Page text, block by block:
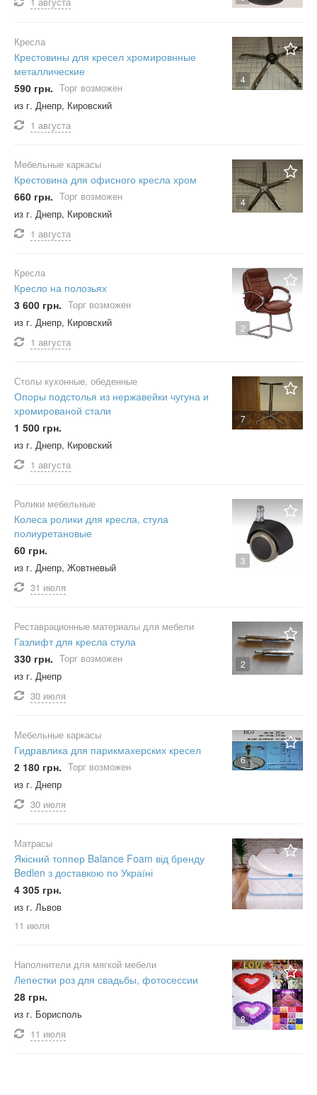
4
Кресла
Крестовины для кресел хромировнные
металлические
590 грн. Торг возможен
из г. Днепр, Кировский
1 августа
4
Мебельные каркасы
Крестовина для офисного кресла хром
660 грн. Торг возможен
из г. Днепр, Кировский
1 августа
2
Кресла
Кресло на полозьях
3 600 грн. Торг возможен
из г. Днепр, Кировский
1 августа
7
Столы кухонные, обеденные
Опоры подстолья из нержавейки чугуна и
хромированой стали
1 500 грн.
из г. Днепр, Кировский
1 августа
3
Ролики мебельные
Колеса ролики для кресла, стула
полиуретановые
60 грн.
из г. Днепр, Жовтневый
31 июля
2
Реставрационные материалы для мебели
Газлифт для кресла стула
330 грн. Торг возможен
из г. Днепр
30 июля
6
Мебельные каркасы
Гидравлика для парикмахерских кресел
2 180 грн. Торг возможен
из г. Днепр
30 июля
Матрасы
Якісний топпер Balance Foam від бренду
Bedlen з доставкою по Україні
4 305 грн.
из г. Львов
11 июля
8
Наполнители для мягкой мебели
Лепестки роз для свадьбы, фотосессии
28 грн.
из г. Борисполь
11 июля